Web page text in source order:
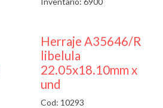
50% DESCUENTO
Herraje A35646/R
libelula
22.05x18.10mm x
und
Cod: 10293